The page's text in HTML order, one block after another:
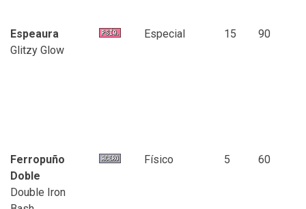
Espeaura
Glitzy Glow
Especial 15 90
Ferropuño
Doble
Double Iron
Físico 5 60